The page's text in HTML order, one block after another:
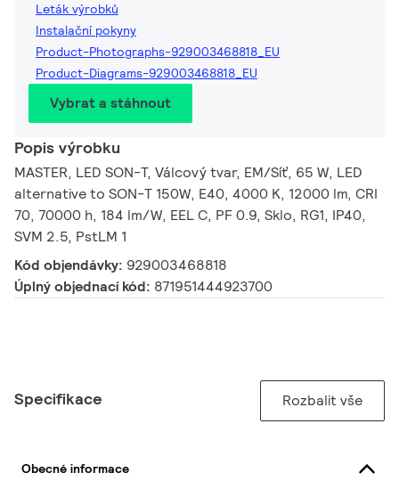
Leták výrobků
Instalační pokyny
Product-Photographs-929003468818_EU
Product-Diagrams-929003468818_EU
Vybrat a stáhnout
Popis výrobku
MASTER, LED SON-T, Válcový tvar, EM/Síť, 65 W, LED
alternative to SON-T 150W, E40, 4000 K, 12000 lm, CRI
70, 70000 h, 184 lm/W, EEL C, PF 0.9, Sklo, RG1, IP40,
SVM 2.5, PstLM 1
Kód objendávky: 929003468818
Úplný objednací kód: 871951444923700
Specifikace Rozbalit vše
Obecné informace